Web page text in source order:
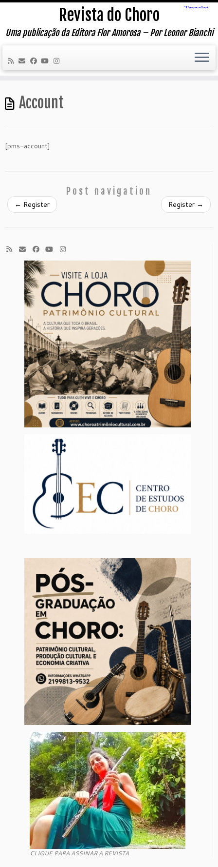
Skip
content
Revista do Choro
Uma publicação da Editora Flor Amorosa – Por Leonor Bianchi
Account
[pms-account]
Post navigation
← Register Register →
CLIQUE PARA ASSINAR A REVISTA